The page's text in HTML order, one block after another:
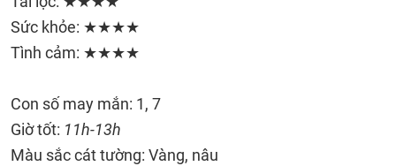
Sức khỏe: ★★★★
Tình cảm: ★★★★
Con số may mắn: 1, 7
Giờ tốt: 11h-13h
Màu sắc cát tường: Vàng, nâu